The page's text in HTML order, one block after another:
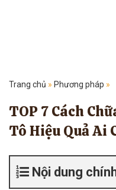
Trang chủ » Phương pháp »
TOP 7 Cách
Tô Hiệu Quả Ai
Nội dung